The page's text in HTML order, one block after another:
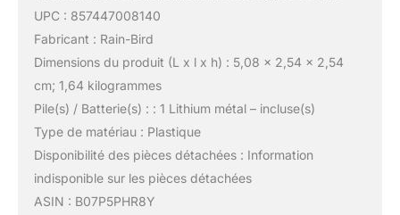
UPC : 857447008140
Fabricant : Rain-Bird
Dimensions du produit (L x l x h) : 5,08 x 2,54 x 2,54
cm; 1,64 kilogrammes
Pile(s) / Batterie(s) : : 1 Lithium métal – incluse(s)
Type de matériau : Plastique
Disponibilité des pièces détachées : Information
indisponible sur les pièces détachées
ASIN : B07P5PHR8Y